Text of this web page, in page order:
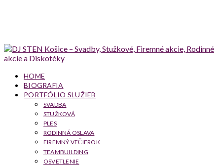
HOME
BIOGRAFIA
PORTFÓLIO SLUŽIEB
SVADBA
STUŽKOVÁ
PLES
RODINNÁ OSLAVA
FIREMNÝ VEČIEROK
TEAMBUILDING
OSVETLENIE